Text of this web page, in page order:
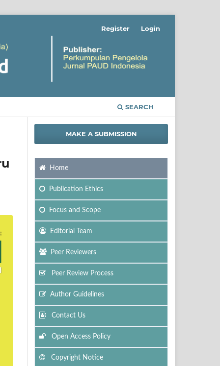
SEARCH
Register Login
MAKE A SUBMISSION
Home
Publication Ethics
Focus and Scope
Editorial Team
Peer Reviewers
Peer Review Process
Author Guidelines
Contact Us
Open Access Policy
Copyright Notice